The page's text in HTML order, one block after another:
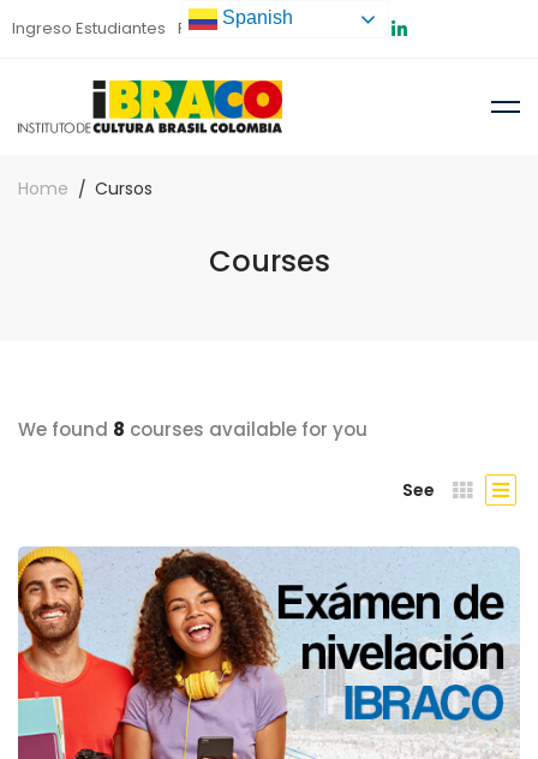
Ingreso Estudiantes Preinscripción
Home Cursos
Courses
We found 8 courses available for you
See
Spanish